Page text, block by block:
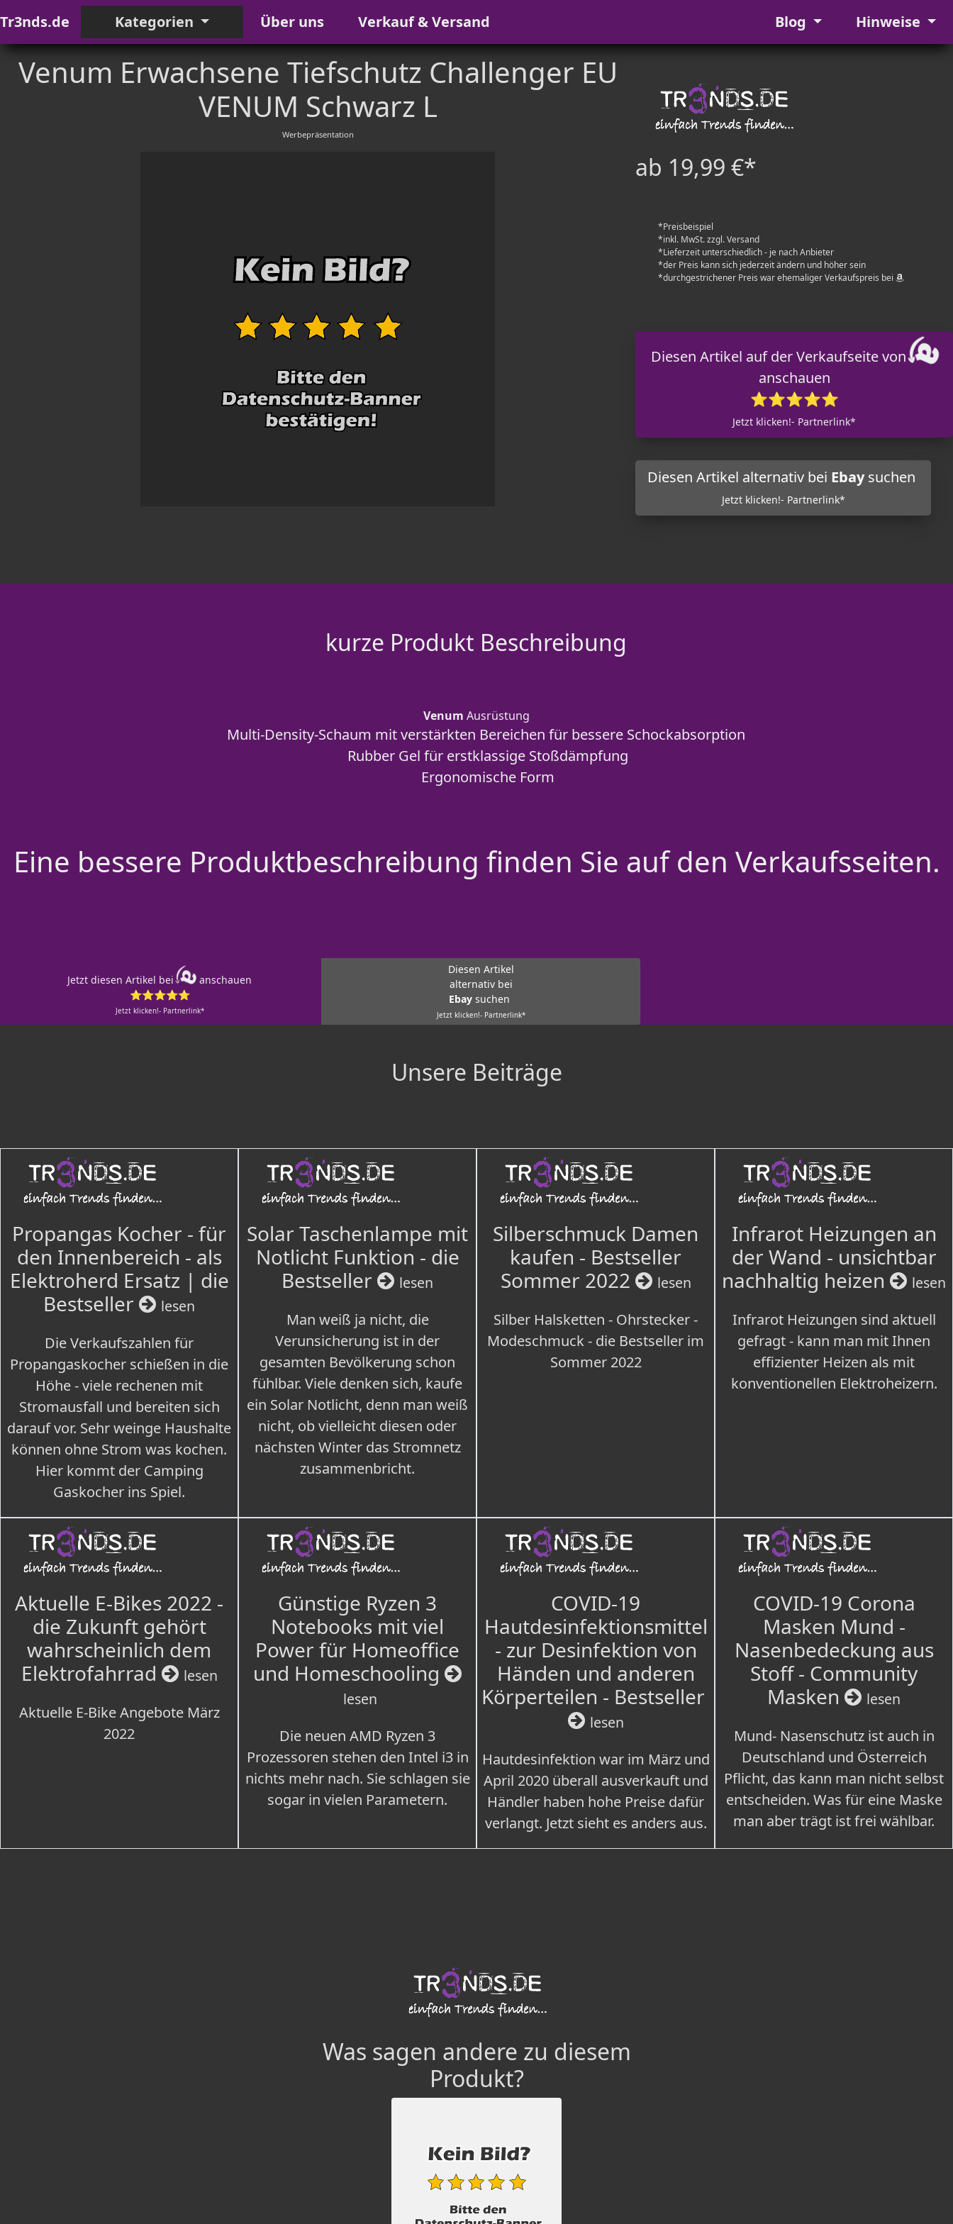
Tr3nds.de Kategorien Über uns Verkauf & Versand Blog Hinweise
Venum Erwachsene Tiefschutz Challenger EU
VENUM Schwarz L
Werbepräsentation
ab 19,99 €*
*Preisbeispiel
*inkl. MwSt. zzgl. Versand
*Lieferzeit unterschiedlich - je nach Anbieter
*der Preis kann sich jederzeit ändern und höher sein
*durchgestrichener Preis war ehemaliger Verkaufspreis bei
Diesen Artikel auf der Verkaufseite von
anschauen
⭐⭐⭐⭐⭐
Jetzt klicken!- Partnerlink*
Diesen Artikel alternativ bei Ebaysuchen
Jetzt klicken!- Partnerlink*
kurze Produkt Beschreibung
Venum Ausrüstung
Multi-Density-Schaum mit verstärkten Bereichen für bessere Schockabsorption
Rubber Gel für erstklassige Stoßdämpfung
Ergonomische Form
Eine bessere Produktbeschreibung finden Sie auf den Verkaufsseiten.
Jetzt diesen Artikel bei
anschauen
⭐⭐⭐⭐⭐
Jetzt klicken!- Partnerlink*
Diesen Artikel
alternativ bei
Ebay suchen
Jetzt klicken!- Partnerlink*
Unsere Beiträge
Propangas Kocher - für
den Innenbereich - als
Elektroherd Ersatz | die
Bestseller
lesen
Die Verkaufszahlen für
Propangaskocher schießen in die
Höhe - viele rechenen mit
Stromausfall und bereiten sich
darauf vor. Sehr weinge Haushalte
können ohne Strom was kochen.
Hier kommt der Camping
Gaskocher ins Spiel.
Solar Taschenlampe mit
Notlicht Funktion - die
Bestseller
lesen
Man weiß ja nicht, die
Verunsicherung ist in der
gesamten Bevölkerung schon
fühlbar. Viele denken sich, kaufe
ein Solar Notlicht, denn man weiß
nicht, ob vielleicht diesen oder
nächsten Winter das Stromnetz
zusammenbricht.
Silberschmuck Damen
kaufen - Bestseller
Sommer 2022
lesen
Silber Halsketten - Ohrstecker -
Modeschmuck - die Bestseller im
Sommer 2022
Infrarot Heizungen an
der Wand - unsichtbar
nachhaltig heizen
lesen
Infrarot Heizungen sind aktuell
gefragt - kann man mit Ihnen
effizienter Heizen als mit
konventionellen Elektroheizern.
Aktuelle E-Bikes 2022 -
die Zukunft gehört
wahrscheinlich dem
Elektrofahrrad
lesen
Aktuelle E-Bike Angebote März
2022
Günstige Ryzen 3
Notebooks mit viel
Power für Homeoffice
und Homeschooling
lesen
Die neuen AMD Ryzen 3
Prozessoren stehen den Intel i3 in
nichts mehr nach. Sie schlagen sie
sogar in vielen Parametern.
COVID-19
Hautdesinfektionsmittel
- zur Desinfektion von
Händen und anderen
Körperteilen - Bestseller
lesen
Hautdesinfektion war im März und
April 2020 überall ausverkauft und
Händler haben hohe Preise dafür
verlangt. Jetzt sieht es anders aus.
COVID-19 Corona
Masken Mund -
Nasenbedeckung aus
Stoff - Community
Masken
lesen
Mund- Nasenschutz ist auch in
Deutschland und Österreich
Pflicht, das kann man nicht selbst
entscheiden. Was für eine Maske
man aber trägt ist frei wählbar.
Was sagen andere zu diesem
Produkt?